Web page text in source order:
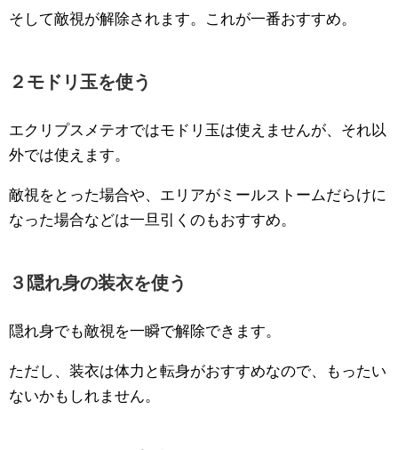
そして敵視が解除されます。これが一番おすすめ。
２モドリ玉を使う
エクリプスメテオではモドリ玉は使えませんが、それ以
外では使えます。
敵視をとった場合や、エリアがミールストームだらけに
なった場合などは一旦引くのもおすすめ。
３隠れ身の装衣を使う
隠れ身でも敵視を一瞬で解除できます。
ただし、装衣は体力と転身がおすすめなので、もったい
ないかもしれません。